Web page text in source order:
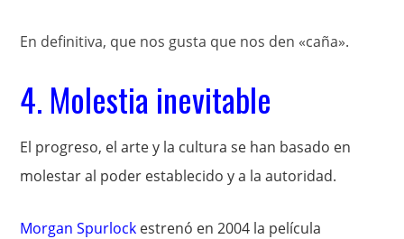
En definitiva, que nos gusta que nos den «caña».
4. Molestia inevitable
El progreso, el arte y la cultura se han basado en
molestar al poder establecido y a la autoridad.
Morgan Spurlock estrenó en 2004 la película